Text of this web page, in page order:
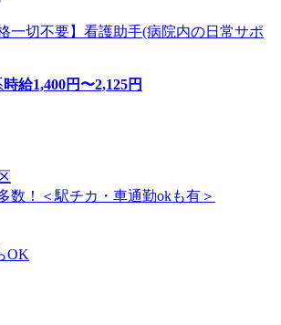
一切不要】看護助手(病院内の日常サポ
時給1,400円〜2,125円
数！＜駅チカ・車通勤okも有＞
OK